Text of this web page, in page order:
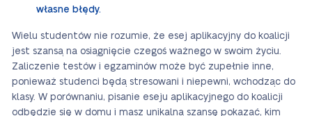
własne błędy.
Wielu studentów nie rozumie, że esej aplikacyjny do koalicji
jest szansą na osiągnięcie czegoś ważnego w swoim życiu.
Zaliczenie testów i egzaminów może być zupełnie inne,
ponieważ studenci będą stresowani i niepewni, wchodząc do
klasy. W porównaniu, pisanie eseju aplikacyjnego do koalicji
odbędzie się w domu i masz unikalną szansę pokazać, kim